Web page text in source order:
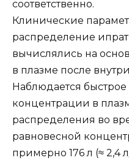
соответственно.
Клинические
распределение
вычислялись на
в плазме после
Наблюдается
концентрации в
распределения во
равновесной
примерно 176 л (≈ 2,4